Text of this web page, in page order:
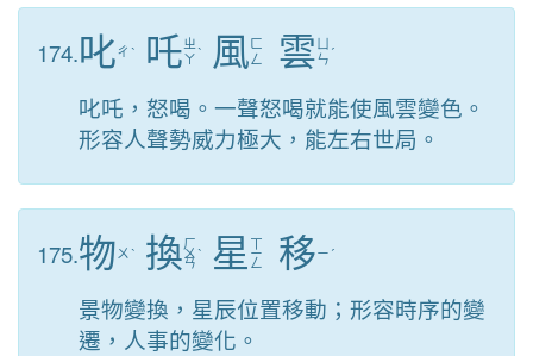
174.叱ㄔ ˋ 吒ㄓ
ㄚˋ 風 ㄈ
ㄥ
雲ㄣ ˊ
叱吒，怒喝。一聲怒喝就能使風雲變色。
形容人聲勢威力極大，能左右世局。
175.物 ㄨ ˋ 換ㄏ
ㄨ
ㄢ
ˋ 星 ㄒ
ㄧ
ㄥ 移ㄧ ˊ
景物變換，星辰位置移動；形容時序的變
遷，人事的變化。